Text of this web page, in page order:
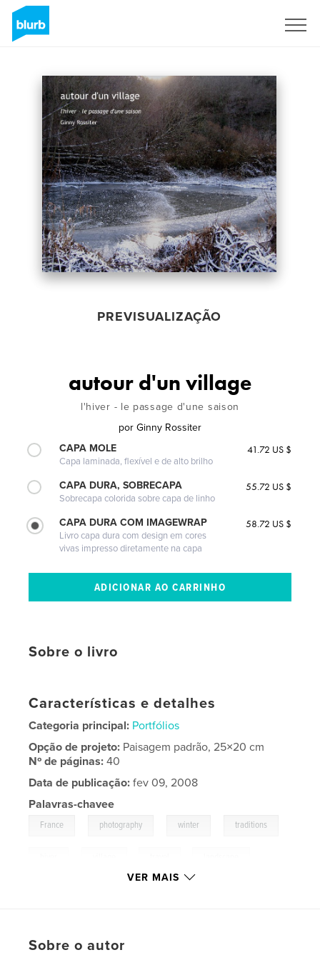
PREVISUALIZAÇÃO
autour d'un village
l'hiver - le passage d'une saison
por Ginny Rossiter
CAPA MOLE
Capa laminada, flexível e de alto brilho
41.72 US $
CAPA DURA, SOBRECAPA
Sobrecapa colorida sobre capa de linho
55.72 US $
CAPA DURA COM IMAGEWRAP
Livro capa dura com design em cores
vivas impresso diretamente na capa
58.72 US $
Sobre o livro
Características e detalhes
Categoria principal: Portfólios
Opção de projeto: Paisagem padrão, 25×20 cm
Nº de páginas:40
Data de publicação: fev 09, 2008
Palavras-chavee
France photography winter traditions
VER MAIS
Sobre o autor